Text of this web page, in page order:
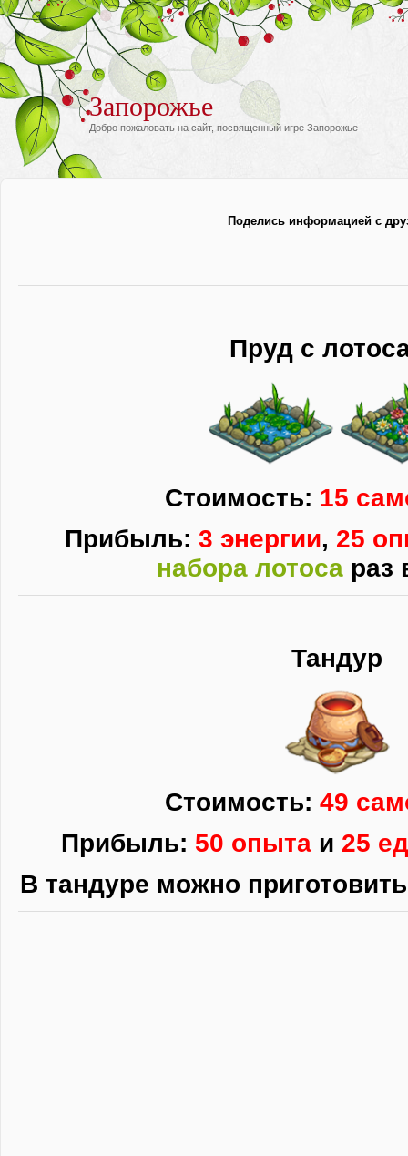
Запорожье
Добро пожаловать на сайт, посвященный игре Запорожье
Поделись информацией с
Пруд с
Стоимость: 15
Прибыль: 3 энергии, 25
набора лотосараз
Тандур
Стоимость: 49
Прибыль: 50 опыта и 25
В тандуре можно